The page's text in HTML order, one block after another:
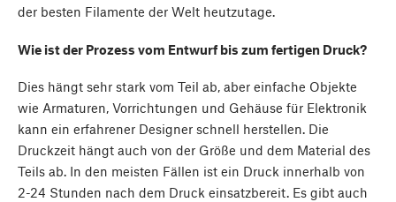
der besten Filamente der Welt heutzutage.
Wie ist der Prozess vom Entwurf bis zum fertigen Druck?
Dies hängt sehr stark vom Teil ab, aber einfache Objekte
wie Armaturen, Vorrichtungen und Gehäuse für Elektronik
kann ein erfahrener Designer schnell herstellen. Die
Druckzeit hängt auch von der Größe und dem Material des
Teils ab. In den meisten Fällen ist ein Druck innerhalb von
2-24 Stunden nach dem Druck einsatzbereit. Es gibt auch